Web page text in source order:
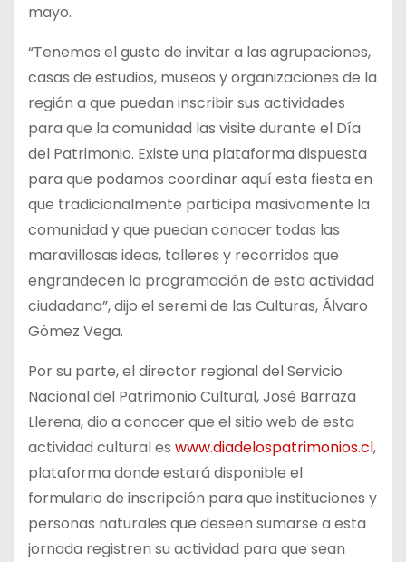
mayo.
“Tenemos el gusto de invitar a las agrupaciones,
casas de estudios, museos y organizaciones de la
región a que puedan inscribir sus actividades
para que la comunidad las visite durante el Día
del Patrimonio. Existe una plataforma dispuesta
para que podamos coordinar aquí esta fiesta en
que tradicionalmente participa masivamente la
comunidad y que puedan conocer todas las
maravillosas ideas, talleres y recorridos que
engrandecen la programación de esta actividad
ciudadana”, dijo el seremi de las Culturas, Álvaro
Gómez Vega.
Por su parte, el director regional del Servicio
Nacional del Patrimonio Cultural, José Barraza
Llerena, dio a conocer que el sitio web de esta
actividad cultural es www.diadelospatrimonios.cl,
plataforma donde estará disponible el
formulario de inscripción para que instituciones y
personas naturales que deseen sumarse a esta
jornada registren su actividad para que sean